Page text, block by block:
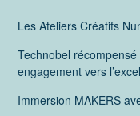
Les Ateliers Créatifs
Technobel
engagement vers
Immersion MAKERS